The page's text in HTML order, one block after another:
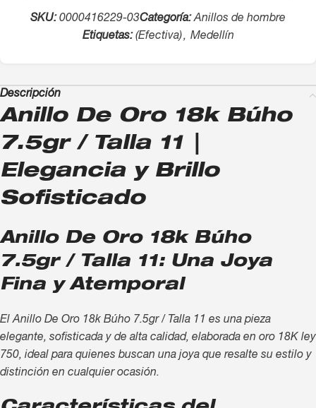
SKU:0000416229-03Categoría: Anillos de hombre
Etiquetas: (Efectiva), Medellín
Descripción
Anillo De Oro 18k Búho
7.5gr / Talla 11 |
Elegancia y Brillo
Sofisticado
Anillo De Oro 18k Búho
7.5gr / Talla 11: Una Joya
Fina y Atemporal
El Anillo De Oro 18k Búho 7.5gr / Talla 11 es una pieza
elegante, sofisticada y de alta calidad, elaborada en oro 18K ley
750, ideal para quienes buscan una joya que resalte su estilo y
distinción en cualquier ocasión.